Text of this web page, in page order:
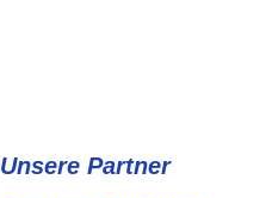
Unsere Partner